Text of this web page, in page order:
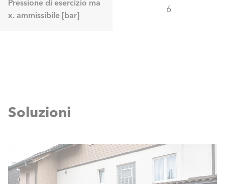
Pressione di esercizio ma
x. ammissibile [bar]
6
Soluzioni